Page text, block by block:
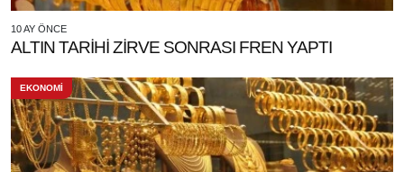
10 AY ÖNCE
ALTIN TARİHİ ZİRVE SONRASI FREN YAPTI
EKONOMİ